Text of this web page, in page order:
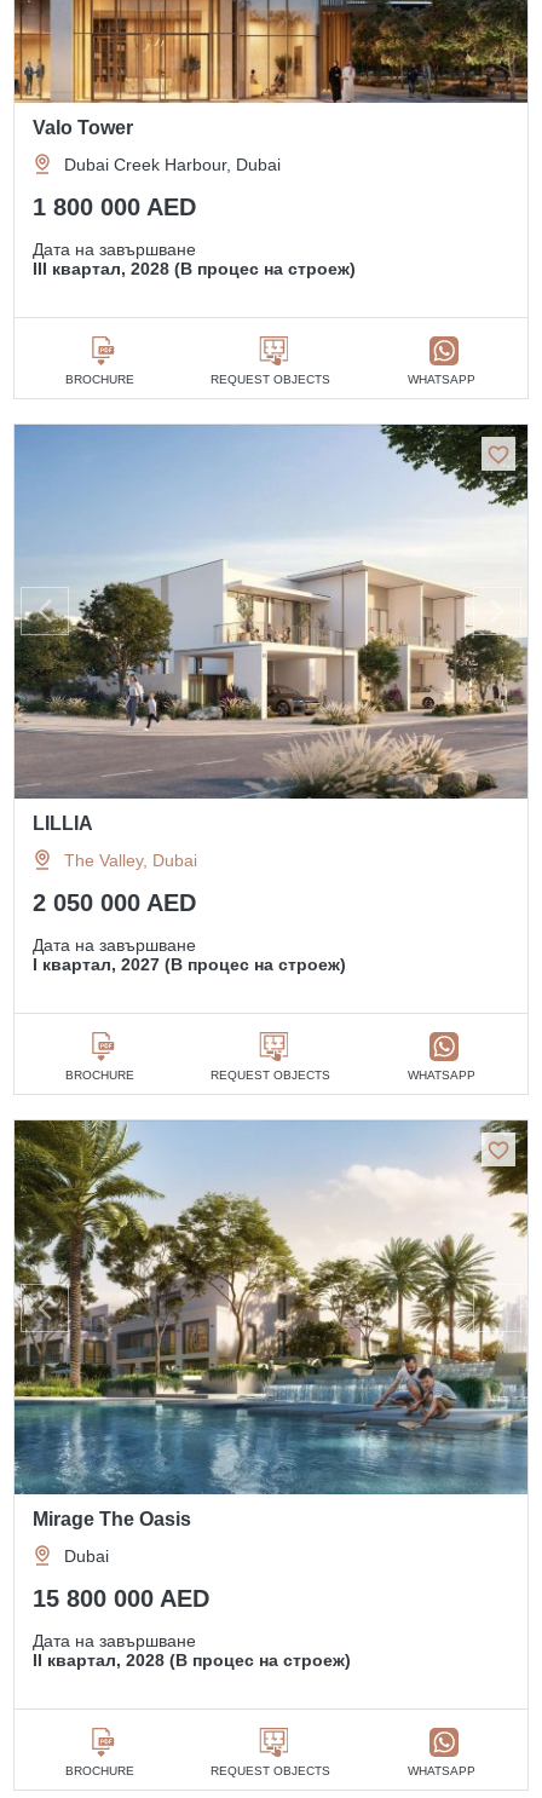
Valo Tower
Dubai Creek Harbour, Dubai
1 800 000 AED
Дата на завършване
III квартал, 2028 (В процес на строеж)
BROCHURE REQUEST OBJECTS WHATSAPP
LILLIA
The Valley, Dubai
2 050 000 AED
Дата на завършване
I квартал, 2027 (В процес на строеж)
BROCHURE REQUEST OBJECTS WHATSAPP
Mirage The Oasis
Dubai
15 800 000 AED
Дата на завършване
II квартал, 2028 (В процес на строеж)
BROCHURE REQUEST OBJECTS WHATSAPP